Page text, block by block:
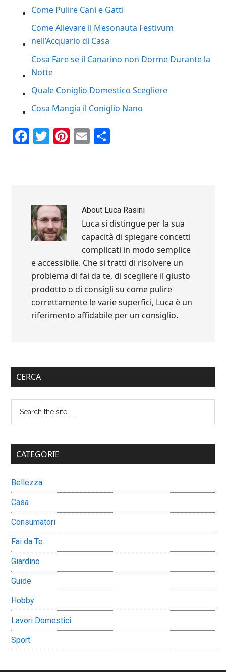
Come Pulire Cani e Gatti
Come Allevare il Mesonauta Festivum
nell’Acquario di Casa
Cosa Fare se il Canarino non Dorme Durante la
Notte
Quale Coniglio Domestico Scegliere
Cosa Mangia il Coniglio Nano
Facebook
Twitter
Pinterest
Email
About Luca Rasini
Luca si distingue per la sua
capacità di spiegare concetti
complicati in modo semplice
e accessibile. Che si tratti di risolvere un
problema di fai da te, di scegliere il giusto
prodotto o di consigli su come pulire
correttamente le varie superfici, Luca è un
riferimento affidabile per un consiglio.
Primary
Sidebar
CERCA
...
CATEGORIE
Bellezza
Casa
Consumatori
Fai da Te
Giardino
Guide
Hobby
Lavori Domestici
Sport